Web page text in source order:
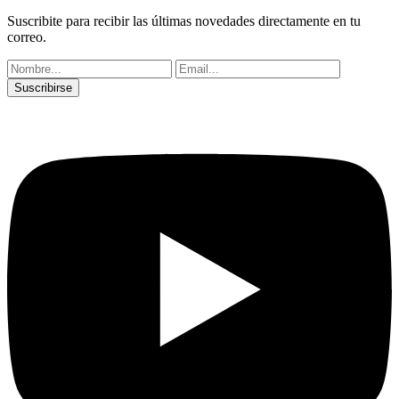
Suscribite para recibir las últimas novedades directamente en tu
correo.
Suscribirse